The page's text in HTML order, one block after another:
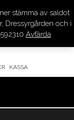
KASSA
stämma av saldot
Dressyrgården och i
Avfärda